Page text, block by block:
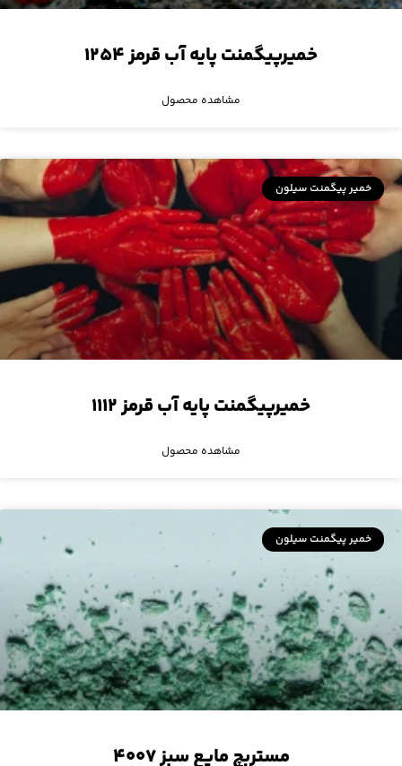
خمیرپیگمنت پایه آب قرمز ۱۲۵۴
مشاهده محصول
خمیر پیگمنت سیلون
خمیرپیگمنت پایه آب قرمز ۱۱۱۲
مشاهده محصول
خمیر پیگمنت سیلون
مستربچ مایع سبز ۴۰۰۷